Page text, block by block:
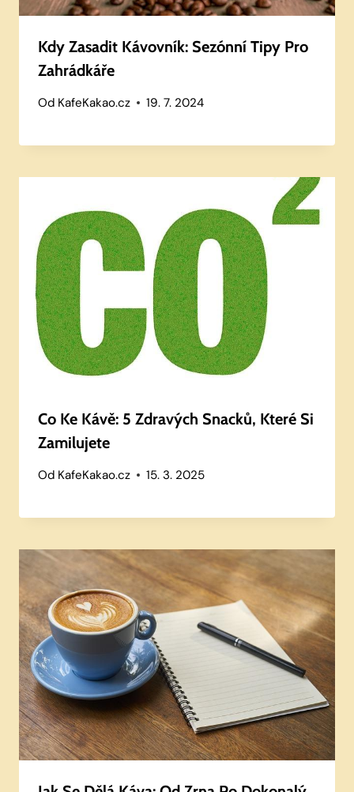
Kdy Zasadit Kávovník: Sezónní Tipy Pro
Zahrádkáře
Od KafeKakao.cz 19. 7. 2024
Co Ke Kávě: 5 Zdravých Snacků, Které Si
Zamilujete
Od KafeKakao.cz 15. 3. 2025